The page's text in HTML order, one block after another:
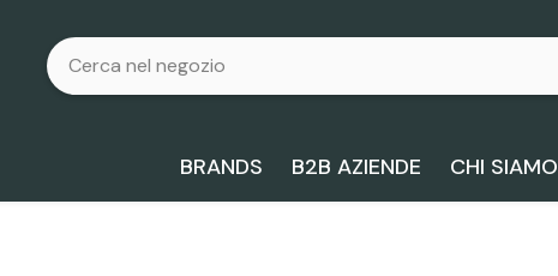
BRANDS B2B AZIENDE CHI SIAMO